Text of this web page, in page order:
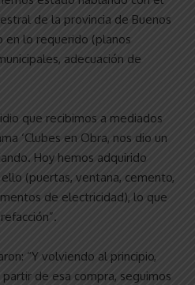
de la provincia de Buenos
en lo requerido (planos
adecuación de
que recibimos a mediados
‘Clubes en Obra, nos dio un
Hoy hemos adquirido
(puertas, ventana, cemento,
de electricidad), lo que
“Y volviendo al principio,
de esa compra, seguimos